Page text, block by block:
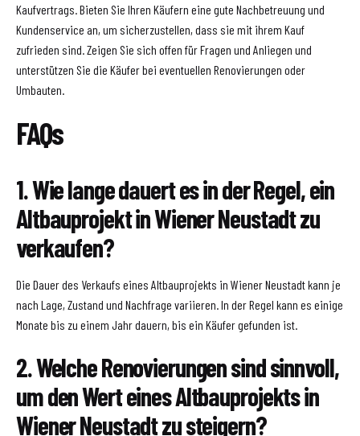
Kaufvertrags. Bieten Sie Ihren Käufern eine gute Nachbetreuung und
Kundenservice an, um sicherzustellen, dass sie mit ihrem Kauf
zufrieden sind. Zeigen Sie sich offen für Fragen und Anliegen und
unterstützen Sie die Käufer bei eventuellen Renovierungen oder
Umbauten.
FAQs
1. Wie lange dauert es in der Regel, ein
Altbauprojekt in Wiener Neustadt zu
verkaufen?
Die Dauer des Verkaufs eines Altbauprojekts in Wiener Neustadt kann je
nach Lage, Zustand und Nachfrage variieren. In der Regel kann es einige
Monate bis zu einem Jahr dauern, bis ein Käufer gefunden ist.
2. Welche Renovierungen sind sinnvoll,
um den Wert eines Altbauprojekts in
Wiener Neustadt zu steigern?